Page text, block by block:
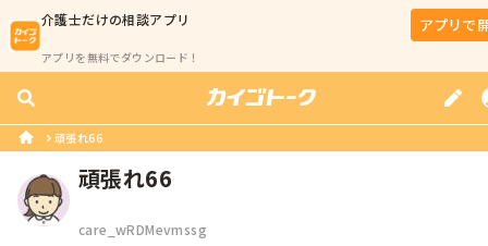
介護士だけの相談アプリ
アプリを無料でダウンロード！
アプリで
頑張れ66
頑張れ66
care_wRDMevmssg